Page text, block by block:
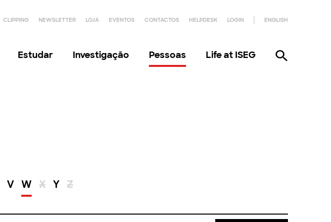
CLIPPING NEWSLETTER LOJA EVENTOS CONTACTOS HELPDESK LOGIN ENGLISH
Estudar Investigação Pessoas Life at ISEG
V W X Y Z